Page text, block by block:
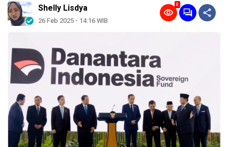
Shelly Lisdya
26 Feb 2025 - 14:16 WIB
8